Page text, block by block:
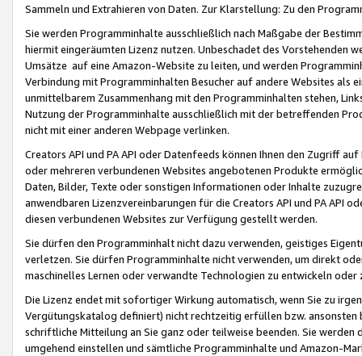
Sammeln und Extrahieren von Daten. Zur Klarstellung: Zu den
Sie werden Programminhalte ausschließlich nach Maßgabe der
hiermit eingeräumten Lizenz nutzen. Unbeschadet des Vorstehenden
Umsätze auf eine Amazon-Website zu leiten, und werden
Verbindung mit Programminhalten Besucher auf andere Websites als
unmittelbarem Zusammenhang mit den Programminhalten stehen,
Nutzung der Programminhalte ausschließlich mit der betreffenden
nicht mit einer anderen Webpage verlinken.
Creators API und PA API oder Datenfeeds können Ihnen den Zugriff
oder mehreren verbundenen Websites angebotenen Produkte
Daten, Bilder, Texte oder sonstigen Informationen oder Inhalte
anwendbaren Lizenzvereinbarungen für die Creators API und PA API
diesen verbundenen Websites zur Verfügung gestellt werden.
Sie dürfen den Programminhalt nicht dazu verwenden, geistiges
verletzen. Sie dürfen Programminhalte nicht verwenden, um direkt
maschinelles Lernen oder verwandte Technologien zu entwickeln
Die Lizenz endet mit sofortiger Wirkung automatisch, wenn Sie zu
Vergütungskatalog definiert) nicht rechtzeitig erfüllen bzw. ansonsten
schriftliche Mitteilung an Sie ganz oder teilweise beenden. Sie werden
umgehend einstellen und sämtliche Programminhalte und Amazon-